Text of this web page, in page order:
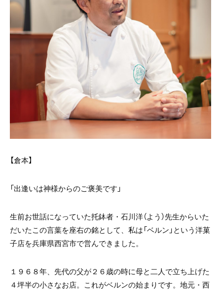
【倉本】
「出逢いは神様からのご褒美です」
生前お世話になっていた托鉢者・石川洋（よう）先生からいた
だいたこの言葉を座右の銘として、私は「ベルン」という洋菓
子店を兵庫県西宮市で営んできました。
１９６８年、先代の父が２６歳の時に母と二人で立ち上げた
４坪半の小さなお店。これがベルンの始まりです。地元・西